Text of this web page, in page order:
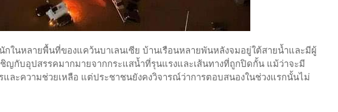
กในหลายพื้นที่ของแคว้นบาเลนเซีย บ้านเรือนหลายพันหลังจมอยู่ใต้สายน้ำและมีผู้
ญกับอุปสรรคมากมายจากกระแสน้ำที่รุนแรงและเส้นทางที่ถูกปิดกั้น แม้ว่าจะมี
และความช่วยเหลือ แต่ประชาชนยังคงวิจารณ์ว่าการตอบสนองในช่วงแรกนั้นไม่